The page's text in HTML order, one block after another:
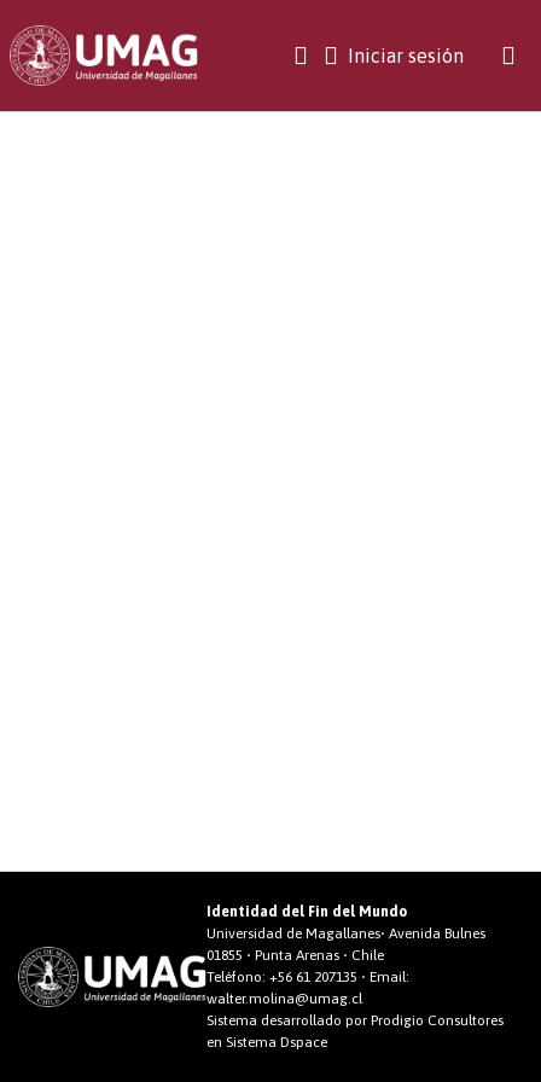
Iniciar sesión(current)
Identidad del Fin del Mundo
Universidad de Magallanes• Avenida Bulnes
01855 • Punta Arenas • Chile
Teléfono:+56 61 207135 • Email:
walter.molina@umag.cl
Sistema desarrollado por Prodigio Consultores
en Sistema Dspace